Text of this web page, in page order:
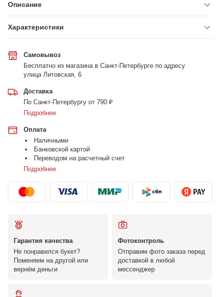
Описание
Характеристики
Самовывоз
Бесплатно из магазина в Санкт-Петербурге по адресу
улица Литовская, 6
Доставка
По Санкт-Петербургу от 790 ₽
Подробнее
Оплата
Наличными
Банковской картой
Переводом на расчетный счет
Подробнее
Гарантия качества
Не понравился букет?
Поменяем на другой или
вернём деньги
Фотоконтроль
Отправим фото заказа перед
доставкой в любой
мессенджер